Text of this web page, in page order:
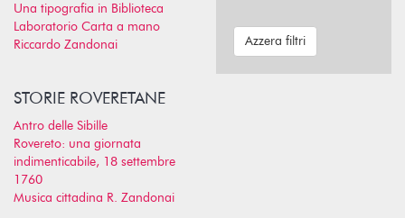
Una tipografia in Biblioteca
Laboratorio Carta a mano
Riccardo Zandonai
STORIE ROVERETANE
Antro delle Sibille
Rovereto: una giornata
indimenticabile, 18 settembre
1760
Musica cittadina R. Zandonai
Azzera filtri